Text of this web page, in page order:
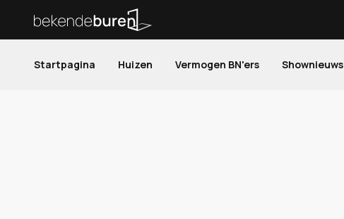
Startpagina Huizen Vermogen BN'ers Shownieuws